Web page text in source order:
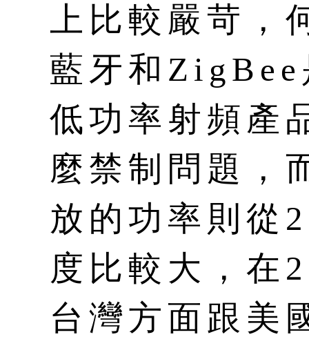
上比較嚴苛，
藍牙和
低功率射頻產
麼禁制問題，
放的功率則從
度比較大，在
台灣方面跟美